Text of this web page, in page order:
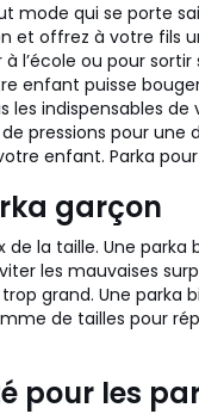
qui se porte
offrez à votre fils
l’école ou pour
enfant puisse
indispensables
pressions pour
enfant. Parka
garçon
la taille. Une
les mauvaises
grand. Une
de tailles pour
pour les